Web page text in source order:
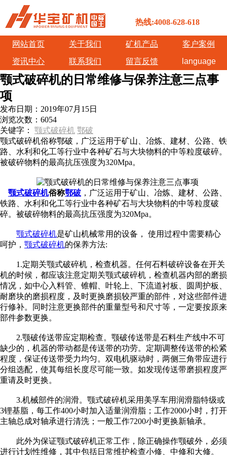
热线:4008-628-618
网站首页 关于我们 矿机产品
客户案例
资讯中心
联系我们 留言反馈 language
颚式破碎机的日常维修与保养注意三点事
项
发布日期： 2019年07月15日
浏览次数： 6054
关键字： 颚式破碎机 鄂破
颚式破碎机俗称鄂破，广泛运用于矿山、冶炼、建材、公路、铁
路、水利和化工等行业中各种矿石与大块物料的中等粒度破碎。
被破碎物料的最高抗压强度为320Mpa。
颚式破碎机俗称鄂破 ，广泛运用于矿山、冶炼、建材、公路、
铁路、水利和化工等行业中各种矿石与大块物料的中等粒度破
碎。被破碎物料的最高抗压强度为320Mpa。
颚式破碎机是矿山机械常用的设备， 使用过程中需要精心
呵护， 颚式破碎机的保养方法:
1.定期关颚式破碎机，检查机器。任何石料破碎设备在开关
机的时候，都应该注意定期关颚式破碎机，检查机器内部的磨损
情况，如中心入料管、锥帽、叶轮上、下流道衬板、圆周护板、
耐磨块的磨损程度，及时更换磨损较严重的部件，对这些部件进
行修补。同时注意更换部件的重量型号和尺寸等，一定要按原来
部件参数更换。
2.颚破传送带应定期检查。颚破传送带是石料生产线中不可
缺少的，机器的带动都是传送带的功劳。定期调整传送带的松紧
程度，保证传送带受力均匀。双电机驱动时，两侧三角带应进行
分组选配，使其每组长度尽可能一致。如发现传送带磨损程度严
重请及时更换。
3.机械部件的润滑。颚式破碎机采用美孚车用润滑脂特级或
3锂基脂，每工作400小时加入适量润滑脂；工作2000小时，打开
主轴总成对轴承进行清洗；一般工作7200小时更换新轴承。
此外为保证颚式破碎机正常工作，除正确操作颚破外，必须
进行计划性维修，其中包括日常维护检查小修、中修和大修。